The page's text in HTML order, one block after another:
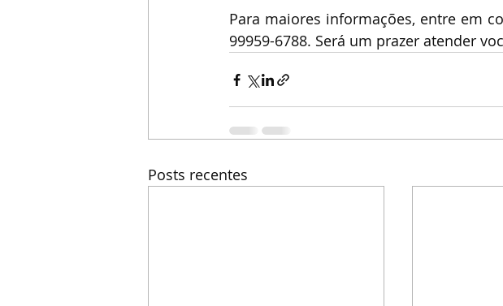
Para maiores informações, entre em
99959-6788. Será um prazer atender
Posts recentes